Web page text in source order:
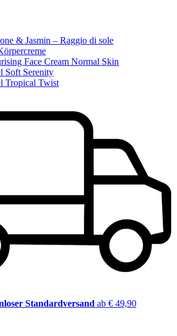
& Jasmin – Raggio di sole
Face Cream Normal Skin
Soft Serenity
Tropical Twist
Standardversand ab € 49,90